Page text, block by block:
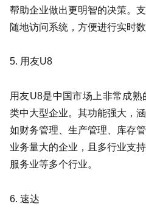
帮助企业做出更明智的决策。
随地访问系统，方便进行实时数
5. 用友U8
用友U8是中国市场上非常成
类中大型企业。其功能强大，
如财务管理、生产管理、库存
业务量大的企业，且多行业支
服务业等多个行业。
6. 速达